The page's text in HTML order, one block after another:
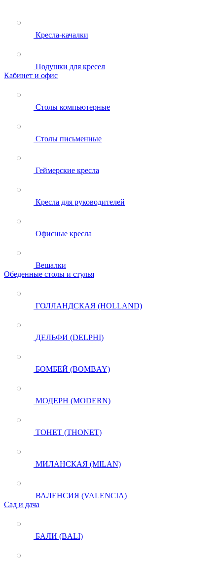
Кресла-качалки
Подушки для кресел
Кабинет и офис
Столы компьютерные
Столы письменные
Геймерские кресла
Кресла для руководителей
Офисные кресла
Вешалки
Обеденные столы и стулья
ГОЛЛАНДСКАЯ (HOLLAND)
ДЕЛЬФИ (DELPHI)
БОМБЕЙ (BOMBAY)
МОДЕРН (MODERN)
ТОНЕТ (THONET)
МИЛАНСКАЯ (MILAN)
ВАЛЕНСИЯ (VALENCIA)
Сад и дача
БАЛИ (BALI)